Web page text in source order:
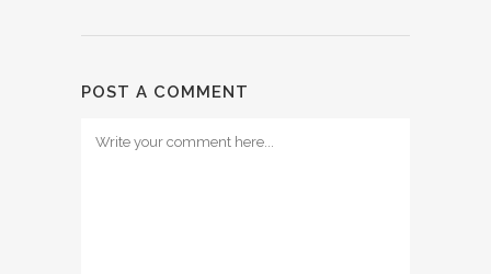
POST A COMMENT